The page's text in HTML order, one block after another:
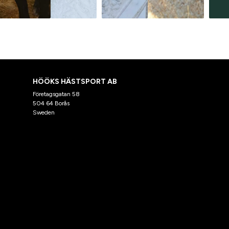
HÖÖKS HÄSTSPORT AB
Företagsgatan 58
504 64 Borås
Sweden